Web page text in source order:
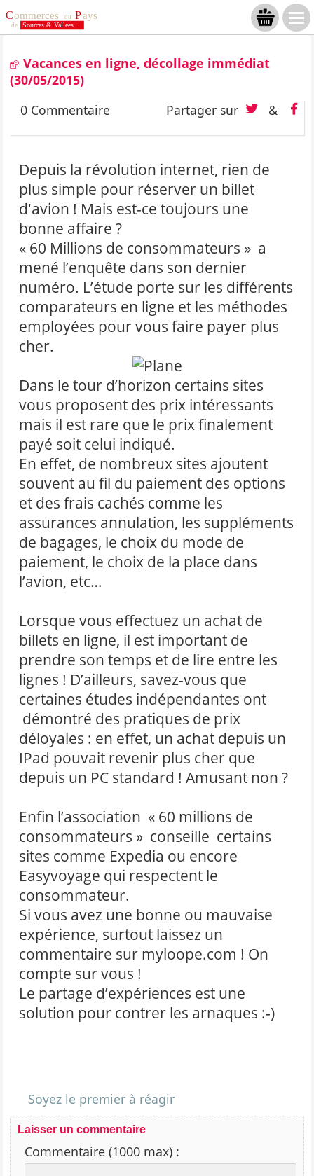
Vacances en ligne, décollage immédiat
(30/05/2015)
0 Commentaire Partager sur &
Depuis la révolution internet, rien de
plus simple pour réserver un billet
d'avion ! Mais est-ce toujours une
bonne affaire ?
« 60 Millions de consommateurs » a
mené l’enquête dans son dernier
numéro. L’étude porte sur les différents
comparateurs en ligne et les méthodes
employées pour vous faire payer plus
cher.
Dans le tour d’horizon certains sites
vous proposent des prix intéressants
mais il est rare que le prix finalement
payé soit celui indiqué.
En effet, de nombreux sites ajoutent
souvent au fil du paiement des options
et des frais cachés comme les
assurances annulation, les suppléments
de bagages, le choix du mode de
paiement, le choix de la place dans
l’avion, etc…
Lorsque vous effectuez un achat de
billets en ligne, il est important de
prendre son temps et de lire entre les
lignes ! D’ailleurs, savez-vous que
certaines études indépendantes ont
démontré des pratiques de prix
déloyales : en effet, un achat depuis un
IPad pouvait revenir plus cher que
depuis un PC standard ! Amusant non ?
Enfin l’association « 60 millions de
consommateurs » conseille certains
sites comme Expedia ou encore
Easyvoyage qui respectent le
consommateur.
Si vous avez une bonne ou mauvaise
expérience, surtout laissez un
commentaire sur myloope.com ! On
compte sur vous !
Le partage d’expériences est une
solution pour contrer les arnaques :-)
Soyez le premier à réagir
Laisser un commentaire
Commentaire (1000 max) :